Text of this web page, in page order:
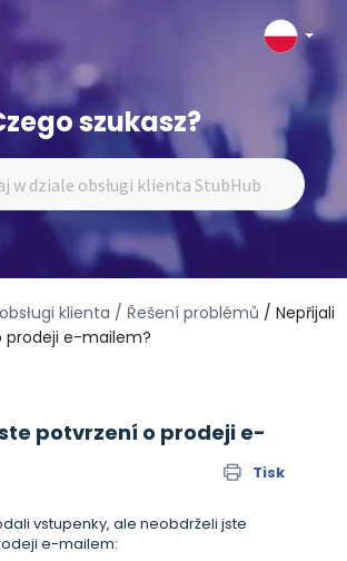
szukasz?
klienta / Řešení problémů / Nepřijali
prodeji e-mailem?
potvrzení o prodeji e-
Tisk
vstupenky, ale neobdrželi jste
e-mailem: